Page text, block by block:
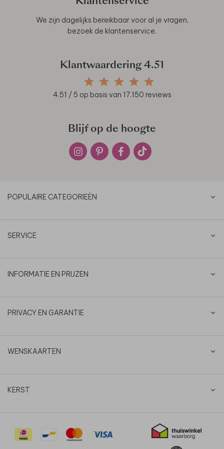
We zijn dagelijks bereikbaar voor al je vragen,
bezoek de klantenservice.
Klantwaardering 4.51
4.51 / 5 op basis van 17.150 reviews
Blijf op de hoogte
POPULAIRE CATEGORIEËN
SERVICE
INFORMATIE EN PRIJZEN
PRIVACY EN GARANTIE
WENSKAARTEN
KERST